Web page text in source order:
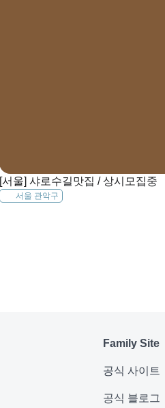
[서울] 샤로수길맛집 / 상시모집중
서울 관악구
Family Site
공식 사이트
공식 블로그